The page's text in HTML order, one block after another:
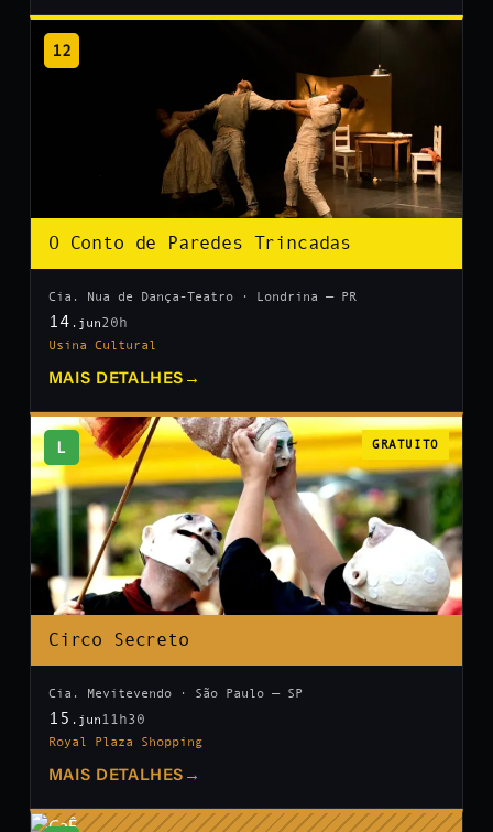
12
O Conto de Paredes Trincadas
Cia. Nua de Dança-Teatro · Londrina — PR
14 .jun20h
Usina Cultural
MAIS DETALHES →
L GRATUITO
Circo Secreto
Cia. Mevitevendo · São Paulo — SP
15 .jun 11h30
Royal Plaza Shopping
MAIS DETALHES →